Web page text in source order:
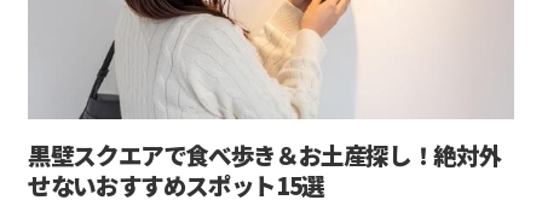
黒壁スクエアで食べ歩き＆お土産探し！絶対外
せないおすすめスポット15選